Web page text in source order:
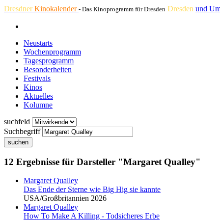
DresdnerKinokalender - Das Kinoprogramm für Dresden Dresden und
Neustarts
Wochenprogramm
Tagesprogramm
Besonderheiten
Festivals
Kinos
Aktuelles
Kolumne
suchfeld
Suchbegriff
suchen
12 Ergebnisse für Darsteller "Margaret Qualley"
Margaret Qualley
Das Ende der Sterne wie Big Hig sie kannte
USA/Großbritannien 2026
Margaret Qualley
How To Make A Killing - Todsicheres Erbe